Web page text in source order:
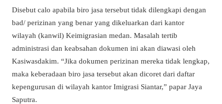
Disebut calo apabila biro jasa tersebut tidak dilengkapi dengan
bad/ perizinan yang benar yang dikeluarkan dari kantor
wilayah (kanwil) Keimigrasian medan. Masalah tertib
administrasi dan keabsahan dokumen ini akan diawasi oleh
Kasiwasdakim. “Jika dokumen perizinan mereka tidak lengkap,
maka keberadaan biro jasa tersebut akan dicoret dari daftar
kepengurusan di wilayah kantor Imigrasi Siantar,” papar Jaya
Saputra.